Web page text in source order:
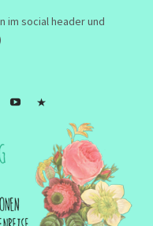
im social header und
Impressum
Disclaimer